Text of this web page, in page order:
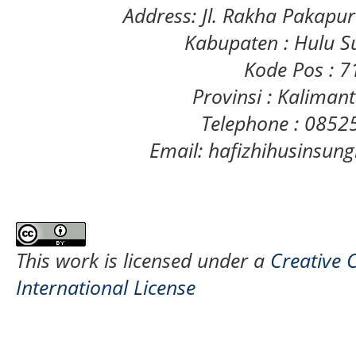
Address: Jl. Rakha
Kabupaten : Hulu
Kode Pos :
Provinsi :
Telephone :
Email:
This work is licensed under a Creative
International License